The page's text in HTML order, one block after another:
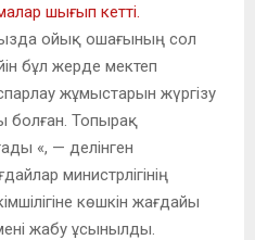
шығып кетті.
ойық ошағының сол
бұл жерде мектеп
жұмыстарын жүргізу
болған. Топырақ
«, — делінген
министрлігінің
көшкін жағдайы
жабу ұсынылды.